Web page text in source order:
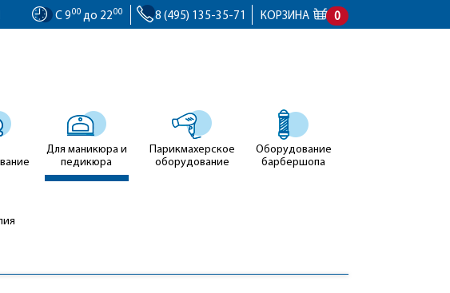
С 900 до 2200 8 (495) 135-35-71 КОРЗИНА 0
Для маникюра и
педикюра
Парикмахерское
оборудование
Оборудование
барбершопа